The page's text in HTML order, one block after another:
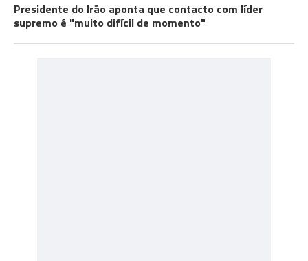
Presidente do Irão aponta que contacto com líder
supremo é "muito difícil de momento"